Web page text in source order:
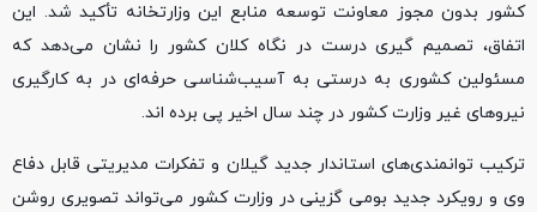
کشور بدون مجوز معاونت توسعه منابع این وزارتخانه تأکید شد. این
اتفاق، تصمیم گیری درست در نگاه کلان کشور را نشان می‌دهد که
مسئولین کشوری به درستی به آسیب‌شناسی حرفه‌ای در به کارگیری
نیروهای غیر وزارت کشور در چند سال اخیر پی برده اند.
ترکیب توانمندی‌های استاندار جدید گیلان و تفکرات مدیریتی قابل دفاع
وی و رویکرد جدید بومی گزینی در وزارت کشور می‌تواند تصویری روشن